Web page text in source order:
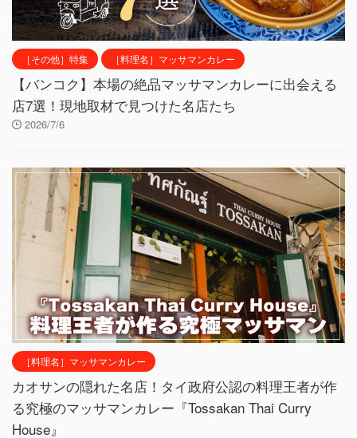
［その他］特集 ［料理名］マッサマンカレー
【バンコク】本場の絶品マッサマンカレーに出会える
店7選！現地取材で見つけた名店たち
2026/7/6
［料理名］マッサマンカレー
カオサンの隠れた名店！タイ政府公認の料理王者が作
る究極のマッサマンカレー『Tossakan Thai Curry
House』